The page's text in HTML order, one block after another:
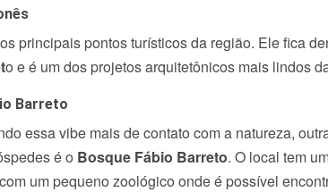
principais pontos turísticos da região. Ele fica
o e é um dos projetos arquitetônicos mais lindos
Barreto
essa vibe mais de contato com a natureza,
é o Bosque Fábio Barreto. O local tem
um pequeno zoológico onde é possível